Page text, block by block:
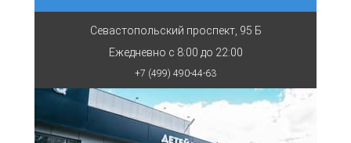
Севастопольский проспект, 95 Б
Ежедневно с 8:00 до 22:00
+7 (499) 490-44-63